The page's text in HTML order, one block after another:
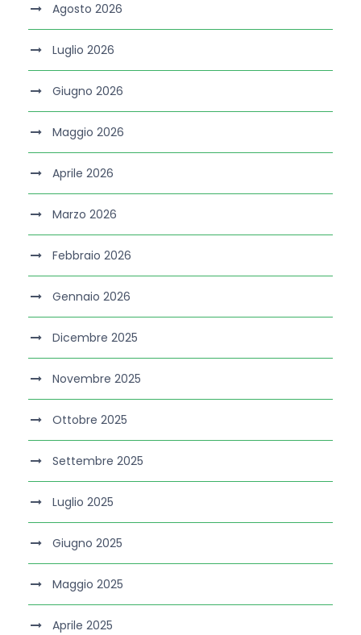
Agosto 2026
Luglio 2026
Giugno 2026
Maggio 2026
Aprile 2026
Marzo 2026
Febbraio 2026
Gennaio 2026
Dicembre 2025
Novembre 2025
Ottobre 2025
Settembre 2025
Luglio 2025
Giugno 2025
Maggio 2025
Aprile 2025